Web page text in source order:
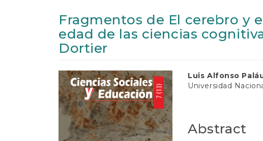
Fragmentos de El cerebro y
edad de las ciencias
Dortier
Article
Sidebar
Main
Article
Luis Alfonso
Universidad
Abstract